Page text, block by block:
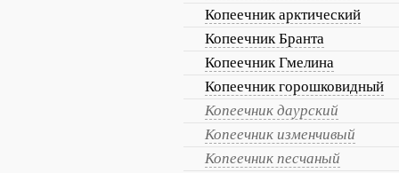
Копеечник арктический
Копеечник Бранта
Копеечник Гмелина
Копеечник горошковидный
Копеечник даурский
Копеечник изменчивый
Копеечник песчаный